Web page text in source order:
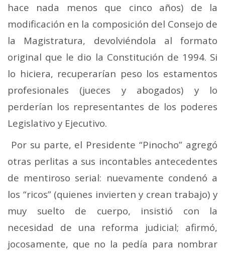
hace nada menos que cinco años) de la
modificación en la composición del Consejo de
la Magistratura, devolviéndola al formato
original que le dio la Constitución de 1994. Si
lo hiciera, recuperarían peso los estamentos
profesionales (jueces y abogados) y lo
perderían los representantes de los poderes
Legislativo y Ejecutivo.
Por su parte, el Presidente “Pinocho” agregó
otras perlitas a sus incontables antecedentes
de mentiroso serial: nuevamente condenó a
los “ricos” (quienes invierten y crean trabajo) y
muy suelto de cuerpo, insistió con la
necesidad de una reforma judicial; afirmó,
jocosamente, que no la pedía para nombrar